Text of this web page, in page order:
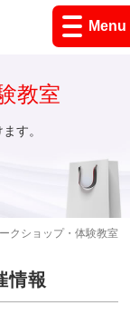
Menu
クショップ・体験教室
教室
す。
情報